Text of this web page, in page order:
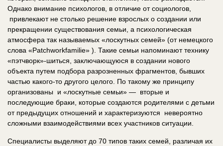
Однако внимание психологов, в отличие от социологов,
привлекают не столько решение взрослых о создании или
прекращении существования семьи, а психологическая
атмосфера так называемых «лоскутных семей» (от немецкого
слова «Patchworkfamilie» ). Такие семьи напоминают технику
«пэтчворк»-шиться, заключающуюся в создании нового
объекта путем подбора разрозненных фрагментов, бывших
частью какого-то другого целого. По такому же принципу
организованы и «лоскутные семьи» — вторые и
последующие браки, которые создаются родителями с детьми
от предыдущих отношений и характеризуются невероятно
сложными взаимодействиями всех участников ситуации.
Специалисты выделяют до 70 типов таких семей, различая их